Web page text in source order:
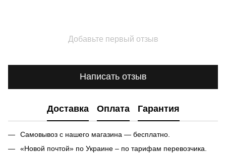
Добавьте первый отзыв
Написать отзыв
Доставка Оплата Гарантия
Самовывоз с нашего магазина — бесплатно.
«Новой почтой» по Украине – по тарифам перевозчика.